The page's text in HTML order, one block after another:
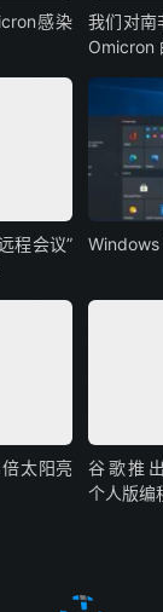
感染
我们对南
Omicron
程会议”
Windows
太阳亮
谷歌推
个人版编